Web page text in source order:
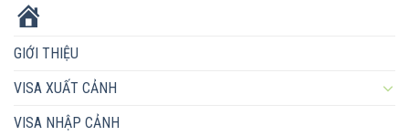
GIỚI THIỆU
VISA XUẤT CẢNH
VISA NHẬP CẢNH